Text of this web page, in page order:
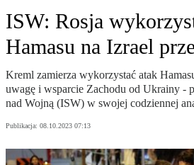
ISW: Rosja
Hamasu na Izrael
Kreml zamierza wykorzystać atak
uwagę i wsparcie Zachodu od Ukrainy -
nad Wojną (ISW) w swojej codziennej
Publikacja: 08.10.2023 07:13